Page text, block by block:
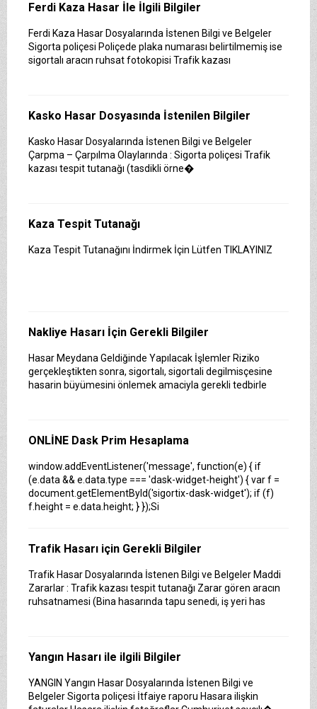
Ferdi Kaza Hasar İle İlgili Bilgiler
Ferdi Kaza Hasar Dosyalarında İstenen Bilgi ve Belgeler
Sigorta poliçesi Poliçede plaka numarası belirtilmemiş ise
sigortalı aracın ruhsat fotokopisi Trafik kazası
Kasko Hasar Dosyasında İstenilen Bilgiler
Kasko Hasar Dosyalarında İstenen Bilgi ve Belgeler
Çarpma – Çarpılma Olaylarında : Sigorta poliçesi Trafik
kazası tespit tutanağı (tasdikli örne�
Kaza Tespit Tutanağı
Kaza Tespit Tutanağını İndirmek İçin Lütfen TIKLAYINIZ
Nakliye Hasarı İçin Gerekli Bilgiler
Hasar Meydana Geldiğinde Yapılacak İşlemler Riziko
gerçekleştikten sonra, sigortalı, sigortali degilmisçesine
hasarin büyümesini önlemek amaciyla gerekli tedbirle
ONLİNE Dask Prim Hesaplama
window.addEventListener('message', function(e) { if
(e.data && e.data.type === 'dask-widget-height') { var f =
document.getElementById('sigortix-dask-widget'); if (f)
f.height = e.data.height; } });Si
Trafik Hasarı için Gerekli Bilgiler
Trafik Hasar Dosyalarında İstenen Bilgi ve Belgeler Maddi
Zararlar : Trafik kazası tespit tutanağı Zarar gören aracın
ruhsatnamesi (Bina hasarında tapu senedi, iş yeri has
Yangın Hasarı ile ilgili Bilgiler
YANGIN Yangın Hasar Dosyalarında İstenen Bilgi ve
Belgeler Sigorta poliçesi İtfaiye raporu Hasara ilişkin
Sigortix.com - Sigorta Acentelerinin Gücü
www.sigortix.com Web Sitesi 01.10.2014 tarihi itibarı ile
Sitedeki &Uu
Sağlık Sigortanıza Kredi kartı kartsız Ödeme